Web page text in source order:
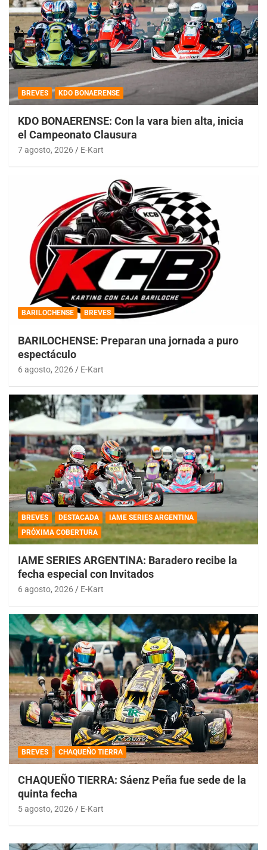
BREVES KDO BONAERENSE
KDO BONAERENSE: Con la vara bien alta, inicia
el Campeonato Clausura
7 agosto, 2026 E-Kart
BARILOCHENSE BREVES
BARILOCHENSE: Preparan una jornada a puro
espectáculo
6 agosto, 2026 E-Kart
BREVES DESTACADA
IAME SERIES ARGENTINA
PRÓXIMA COBERTURA
IAME SERIES ARGENTINA: Baradero recibe la
fecha especial con Invitados
6 agosto, 2026 E-Kart
BREVES CHAQUEÑO TIERRA
CHAQUEÑO TIERRA: Sáenz Peña fue sede de la
quinta fecha
5 agosto, 2026 E-Kart